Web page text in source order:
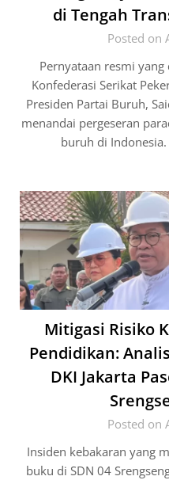
di Tengah
Posted on
Pernyataan resmi
Konfederasi Serikat
Presiden Partai Buruh,
menandai pergeseran
buruh di
Mitigasi Risiko
Pendidikan:
DKI Jakarta
Posted on
Insiden kebakaran yang
buku di SDN 04